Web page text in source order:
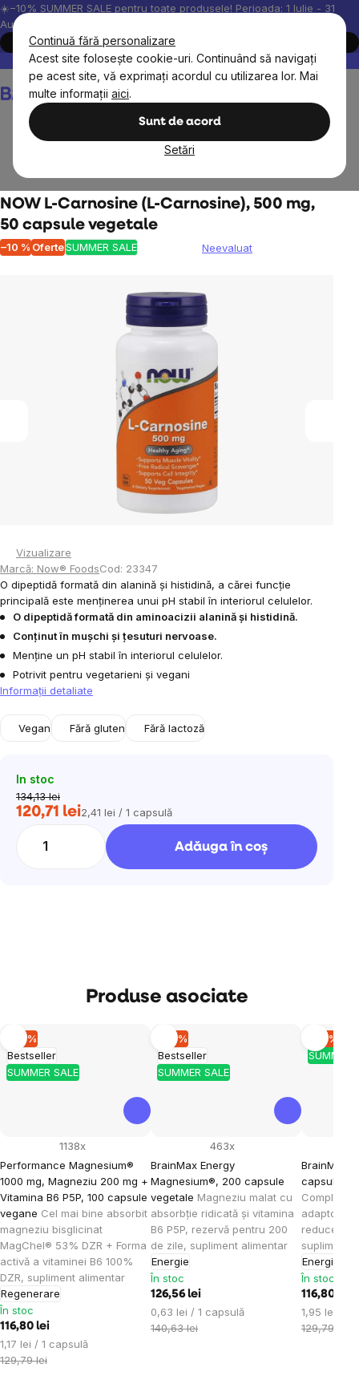
Continuă fără personalizare
Acest site folosește cookie-uri. Continuând să navigați
pe acest site, vă exprimați acordul cu utilizarea lor. Mai
multe informații aici.
Sunt de acord
Setări
Treci
la
conținut
☀️−10% SUMMER SALE pentru toate produsele! Perioada: 1 Iulie - 31
August, 2026.
Cumpără acum
Peste 200.000 de recenzii verificate
Produsele noastre sunt
Coş
de
NOW L-Carnosine (L-Carnosine), 500 mg,
50 capsule vegetale
–10 % OferteSUMMER SALE
Evaluarea
produsului
este
0,0
stele.
Neevaluat
Vizualizare
Marcă: Now® FoodsCod: 23347
O dipeptidă formată din alanină și histidină, a cărei funcție
principală este menținerea unui pH stabil în interiorul celulelor.
O dipeptidă formată din aminoacizii alanină și histidină.
Conținut în mușchi și țesuturi nervoase.
Menține un pH stabil în interiorul celulelor.
Potrivit pentru vegetarieni și vegani
Informaţii detaliate
Vegan Fără gluten Fără lactoză
In stoc
134,13 lei
120,71 leiEvaluare
2,41 lei / 1 capsulă
Adăuga în coş
Produse asociate
Bestseller
SUMMER SALE
–10 %
Performance Magnesium®
1000 mg, Magneziu 200 mg +
Vitamina B6 P5P, 100 capsule
vegane Cel mai bine absorbit
magneziu bisglicinat
MagChel® 53% DZR + Forma
activă a vitaminei B6 100%
DZR, supliment alimentar
Regenerare
1138x
În stoc
116,80 lei
Evaluare
preţ:
1,17 lei / 1 capsulă
129,79 lei
Bestseller
SUMMER SALE
–10 %
BrainMax Energy
Magnesium®, 200 capsule
vegetale Magneziu malat cu
absorbție ridicată și vitamina
B6 P5P, rezervă pentru 200
de zile, supliment alimentar
Energie
463x
În stoc
126,56 lei
Evaluare
preţ:
0,63 lei / 1 capsulă
140,63 lei
SUMMER
–10 %
BrainMax
capsule
Complex
reducerea
supliment
Energie
În stoc
116,80 lei
Evaluare
preţ:
1,95 lei / 1
129,79 lei